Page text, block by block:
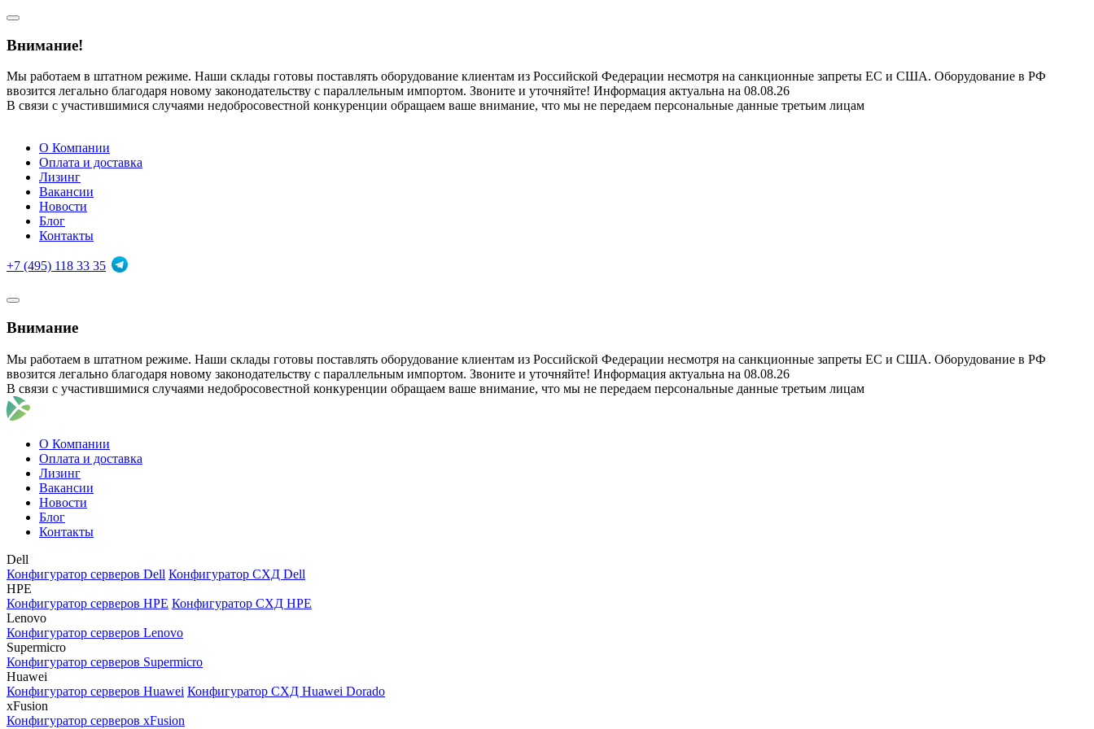
Внимание!
Мы работаем в штатном режиме. Наши склады готовы поставлять оборудование клиентам из Российской Федерации несмотря на санкционные запреты ЕС и США. Оборудование в РФ
ввозится легально благодаря новому законодательству с параллельным импортом. Звоните и уточняйте! Информация актуальна на 08.08.26
В связи с участившимися случаями недобросовестной конкуренции обращаем ваше внимание, что мы не передаем персональные данные третьим лицам
О Компании
Оплата и доставка
Лизинг
Вакансии
Новости
Блог
Контакты
+7 (495) 118 33 35
Внимание
Мы работаем в штатном режиме. Наши склады готовы поставлять оборудование клиентам из Российской Федерации несмотря на санкционные запреты ЕС и США. Оборудование в РФ
ввозится легально благодаря новому законодательству с параллельным импортом. Звоните и уточняйте! Информация актуальна на 08.08.26
В связи с участившимися случаями недобросовестной конкуренции обращаем ваше внимание, что мы не передаем персональные данные третьим лицам
О Компании
Оплата и доставка
Лизинг
Вакансии
Новости
Блог
Контакты
Dell
Конфигуратор серверов Dell Конфигуратор СХД Dell
HPE
Конфигуратор серверов HPE Конфигуратор СХД HPE
Lenovo
Конфигуратор серверов Lenovo
Supermicro
Конфигуратор серверов Supermicro
Huawei
Конфигуратор серверов Huawei Конфигуратор СХД Huawei Dorado
xFusion
Конфигуратор серверов xFusion